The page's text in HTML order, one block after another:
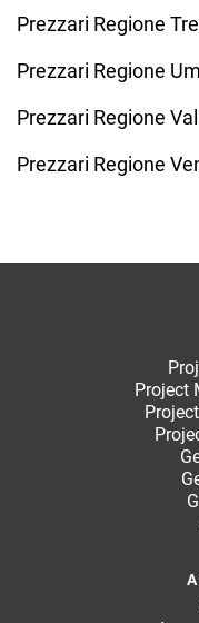
Prezzari Regione
Prezzari Regione
Prezzari Regione
Prezzari Regione
Project